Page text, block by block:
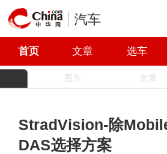
汽车
首页 文章 选车
图片 文章
StradVision-除
DAS选择方案